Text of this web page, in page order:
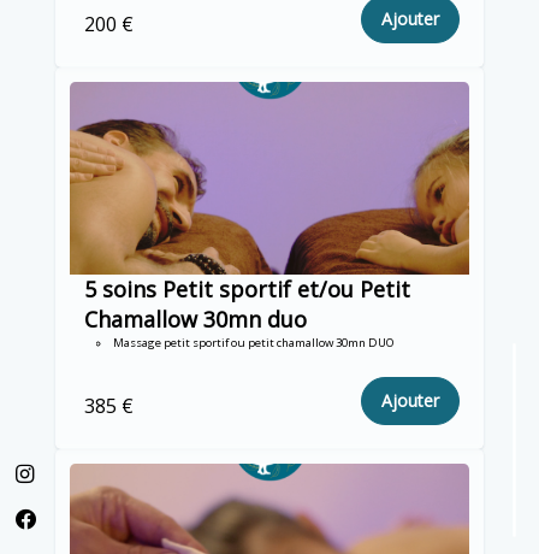
200 € Ajouter
5 soins Petit sportif et/ou Petit
Chamallow 30mn duo
Massage petit sportif ou petit chamallow 30mn DUO
385 € Ajouter